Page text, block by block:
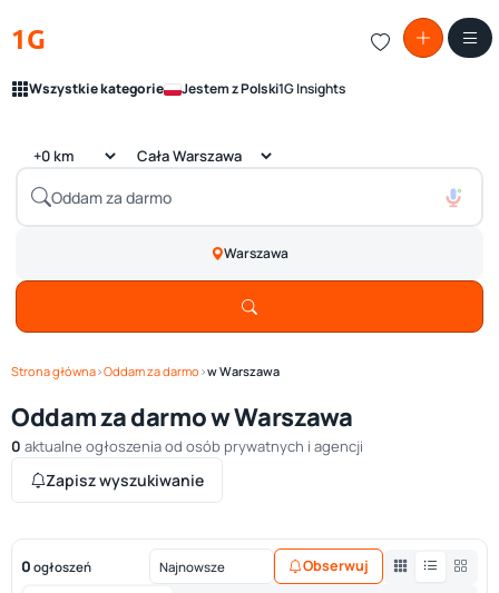
1G
Wszystkie kategorie Jestem z Polski1G Insights
Warszawa
Strona główna›Oddam za darmo ›w Warszawa
Oddam za darmo w Warszawa
0 aktualne ogłoszenia od osób prywatnych i agencji
Zapisz wyszukiwanie
0 ogłoszeń Obserwuj